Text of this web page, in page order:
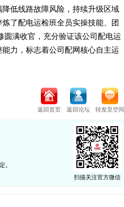
低线路故障风险，持续升级区域
了配电运检班全员实操技能、团
圆满收官，充分验证该公司配电运
力，标志着公司配网核心自主运
返回首页 返回论坛 转发至空间
扫描关注官方微信
。